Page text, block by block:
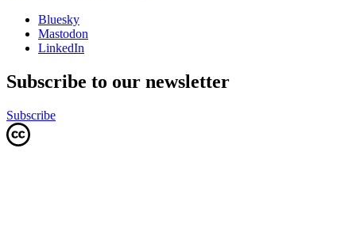
Bluesky
Mastodon
LinkedIn
Subscribe to our newsletter
Subscribe